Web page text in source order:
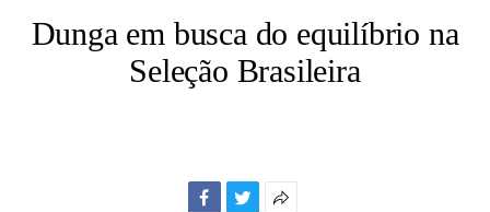
Dunga em busca do equilíbrio na
Seleção Brasileira